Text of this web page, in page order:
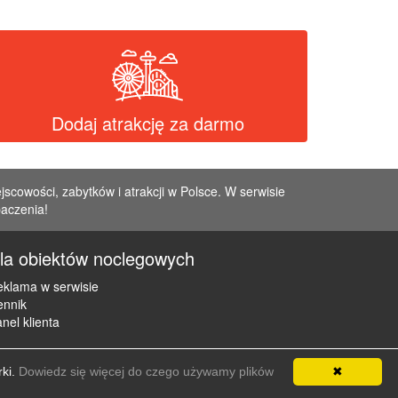
Dodaj atrakcję za darmo
zabytków i atrakcji w Polsce. W serwisie
obiektów noclegowych
w serwisie
klienta
✖
Dowiedz się więcej do czego używamy plików